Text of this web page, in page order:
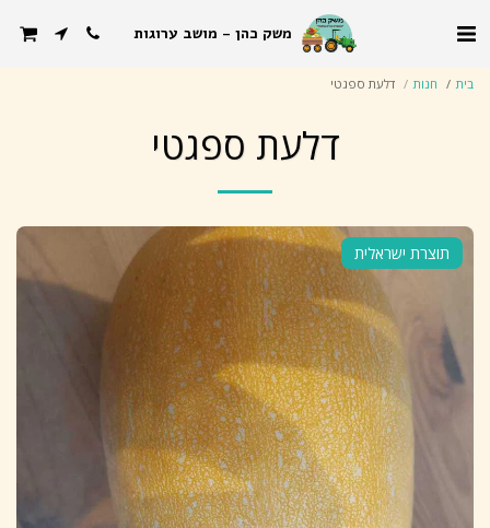
משק כהן - מושב ערוגות
בית חנות דלעת ספגטי
דלעת ספגטי
תוצרת ישראלית